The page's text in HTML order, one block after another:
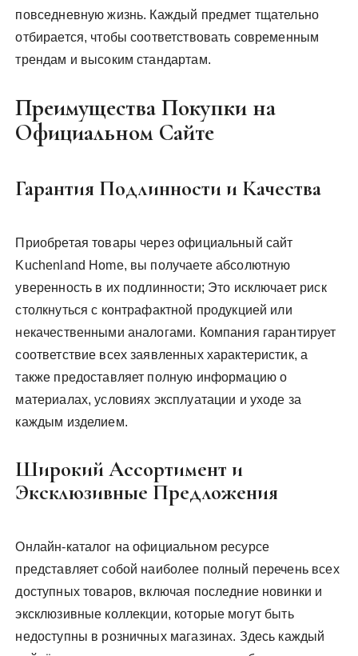
повседневную жизнь. Каждый предмет тщательно
отбирается, чтобы соответствовать современным
трендам и высоким стандартам.
Преимущества Покупки на
Официальном Сайте
Гарантия Подлинности и Качества
Приобретая товары через официальный сайт
Kuchenland Home, вы получаете абсолютную
уверенность в их подлинности; Это исключает риск
столкнуться с контрафактной продукцией или
некачественными аналогами. Компания гарантирует
соответствие всех заявленных характеристик, а
также предоставляет полную информацию о
материалах, условиях эксплуатации и уходе за
каждым изделием.
Широкий Ассортимент и
Эксклюзивные Предложения
Онлайн-каталог на официальном ресурсе
представляет собой наиболее полный перечень всех
доступных товаров, включая последние новинки и
эксклюзивные коллекции, которые могут быть
недоступны в розничных магазинах. Здесь каждый